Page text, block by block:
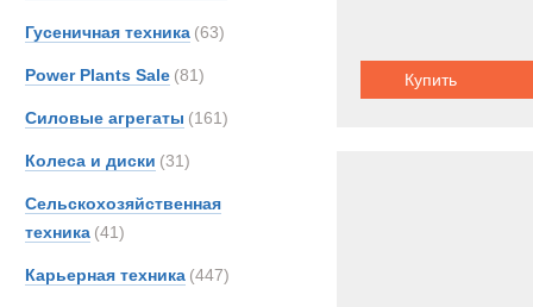
Гусеничная техника (63)
Power Plants Sale (81)
Силовые агрегаты (161)
Колеса и диски (31)
Сельскохозяйственная
техника (41)
Карьерная техника (447)
Купить